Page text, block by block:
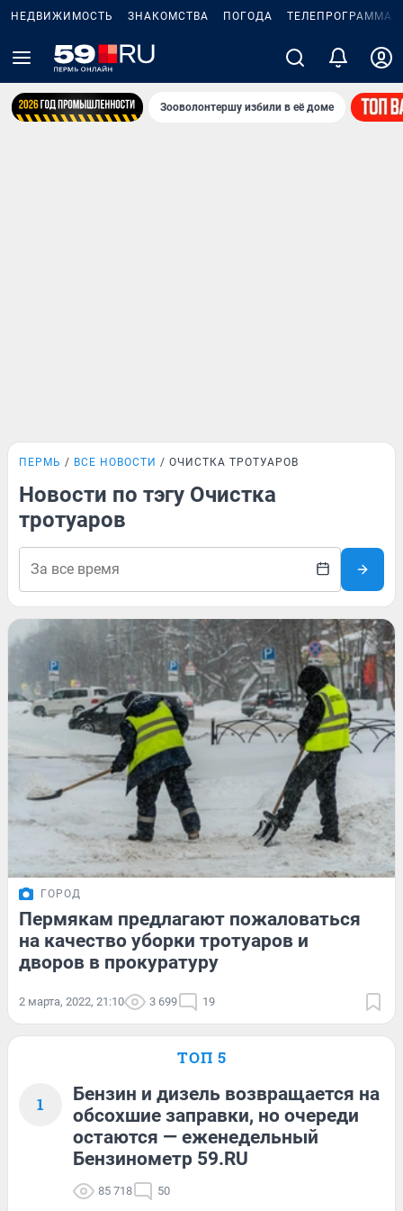
НЕДВИЖИМОСТЬ ЗНАКОМСТВА ПОГОДА ТЕЛЕПРОГРАММА
Зооволонтершу избили в её доме
ПЕРМЬ ВСЕ НОВОСТИ ОЧИСТКА ТРОТУАРОВ
Новости по тэгу Очистка
тротуаров
ГОРОД
Пермякам предлагают пожаловаться
на качество уборки тротуаров и
дворов в прокуратуру
2 марта, 2022, 21:10 3 699 19
ТОП 5
1
Бензин и дизель возвращается на
обсохшие заправки, но очереди
остаются — еженедельный
Бензинометр 59.RU
85 718 50